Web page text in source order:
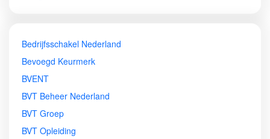
Bedrijfsschakel Nederland
Bevoegd Keurmerk
BVENT
BVT Beheer Nederland
BVT Groep
BVT Opleiding